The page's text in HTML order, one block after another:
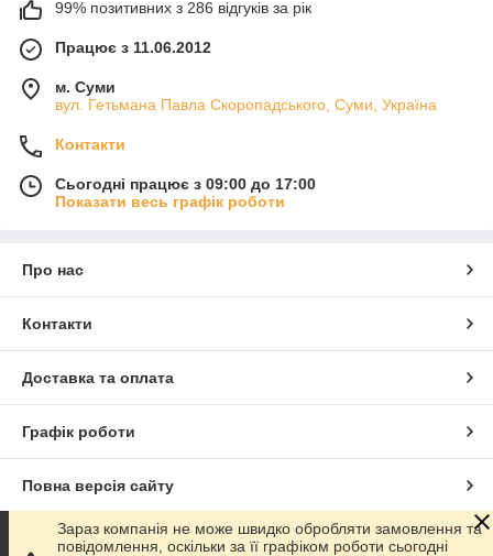
99% позитивних з 286 відгуків за рік
Працює з 11.06.2012
м. Суми
вул. Гетьмана Павла Скоропадського, Суми, Україна
Контакти
Сьогодні працює з 09:00 до 17:00
Показати весь графік роботи
Про нас
Контакти
Доставка та оплата
Графік роботи
Повна версія сайту
Сайт створено на маркетплейсіProm.ua
Зараз компанія не може швидко обробляти замовлення та
повідомлення, оскільки за її графіком роботи сьогодні